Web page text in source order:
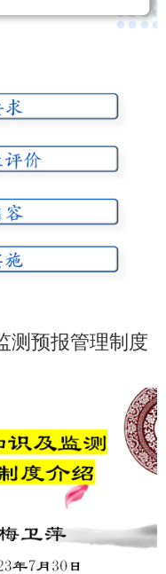
测预报管理制度